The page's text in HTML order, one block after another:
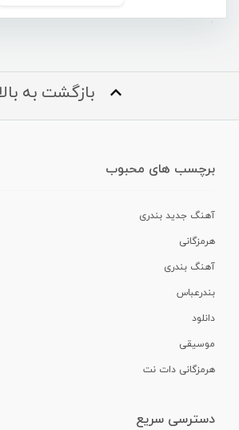
بازگشت به بالا
برچسب های محبوب
آهنگ جدید بندری
هرمزگانی
آهنگ بندری
بندرعباس
دانلود
موسیقی
هرمزگانی دات نت
دسترسی سریع